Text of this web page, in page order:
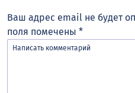
Ваш адрес email не будет
поля помечены *